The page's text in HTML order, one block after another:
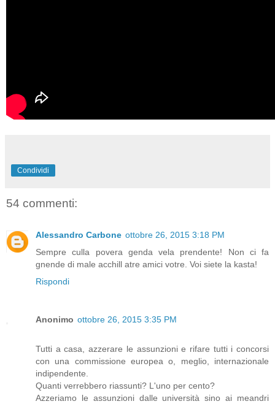
Condividi
54 commenti:
Alessandro Carbone ottobre 26, 2015 3:18 PM
Sempre culla povera genda vela prendente! Non ci fa
gnende di male acchill atre amici votre. Voi siete la kasta!
Rispondi
Anonimo ottobre 26, 2015 3:35 PM
Tutti a casa, azzerare le assunzioni e rifare tutti i concorsi
con una commissione europea o, meglio, internazionale
indipendente.
Quanti verrebbero riassunti? L'uno per cento?
Azzeriamo le assunzioni dalle università sino ai meandri